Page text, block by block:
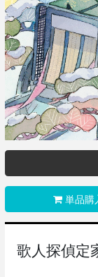
単品購
歌人探偵